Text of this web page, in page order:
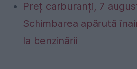
Preț carburanți, 7
Schimbarea apărută
la benzinării